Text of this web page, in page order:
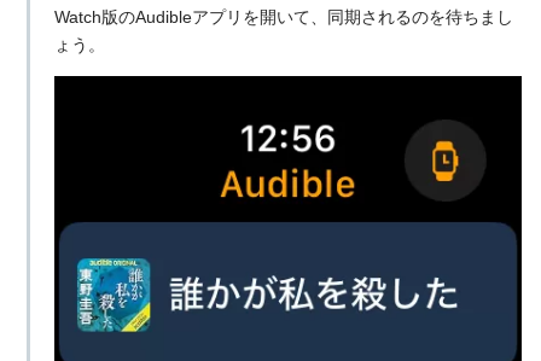
Watch版のAudibleアプリを開いて、同期されるのを待ちまし
ょう。